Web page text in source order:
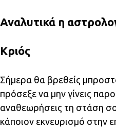
Αναλυτικά η
Κριός
Σήμερα θα βρεθείς
πρόσεξε να μην γίνεις
αναθεωρήσεις τη στάση
κάποιον εκνευρισμό στην